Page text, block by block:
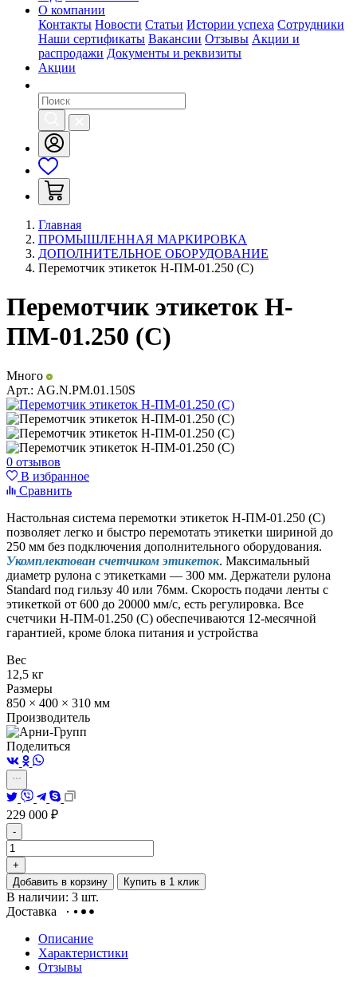
О компании
Контакты Новости Статьи Истории успеха Сотрудники
Наши сертификаты Вакансии Отзывы Акции и
распродажи Документы и реквизиты
Акции
Главная
ПРОМЫШЛЕННАЯ МАРКИРОВКА
ДОПОЛНИТЕЛЬНОЕ ОБОРУДОВАНИЕ
Перемотчик этикеток Н-ПМ-01.250 (C)
Перемотчик этикеток Н-
ПМ-01.250 (C)
Много
Арт.: AG.N.PM.01.150S
0 отзывов
В избранное
Сравнить
Настольная система перемотки этикеток Н-ПМ-01.250 (С)
позволяет легко и быстро перемотать этикетки шириной до
250 мм без подключения дополнительного оборудования.
Укомплектован счетчиком этикеток. Максимальный
диаметр рулона с этикетками — 300 мм. Держатели рулона
Standard под гильзу 40 или 76мм. Скорость подачи ленты с
этикеткой от 600 до 20000 мм/с, есть регулировка. Все
счетчики Н-ПМ-01.250 (C) обеспечиваются 12-месячной
гарантией, кроме блока питания и устройства
Вес
12,5 кг
Размеры
850 × 400 × 310 мм
Производитель
Поделиться
229 000 ₽
-
+
Добавить в корзину
Купить в 1 клик
В наличии: 3 шт.
Доставка
Описание
Характеристики
Отзывы